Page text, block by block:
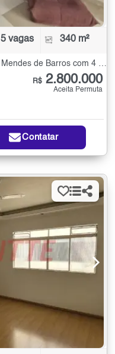
5 vagas 340 m²
Sobrado à Venda no Jardim Leonor Mendes de Barros com 4 quartos - 340 m²
R$ 2.800.000
Aceita Permuta
Contatar